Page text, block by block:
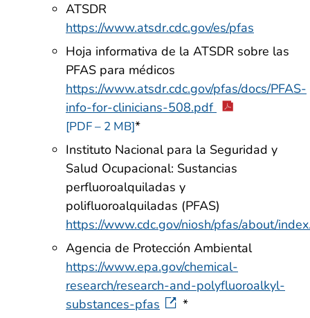
ATSDR
https://www.atsdr.cdc.gov/es/pfas
Hoja informativa de la ATSDR sobre las
PFAS para médicos
https://www.atsdr.cdc.gov/pfas/docs/PFAS-
info-for-clinicians-508.pdf
[PDF – 2 MB]*
Instituto Nacional para la Seguridad y
Salud Ocupacional: Sustancias
perfluoroalquiladas y
polifluoroalquiladas (PFAS)
https://www.cdc.gov/niosh/pfas/about/
Agencia de Protección Ambiental
https://www.epa.gov/chemical-
research/research-and-polyfluoroalkyl-
substances-pfas
*